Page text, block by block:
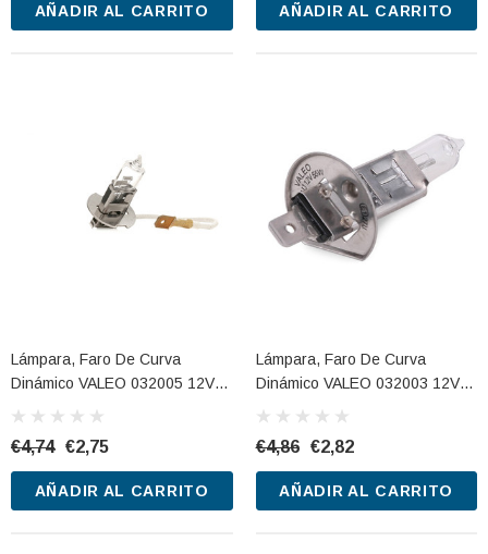
AÑADIR AL CARRITO AÑADIR AL CARRITO
Lámpara, Faro De Curva
Dinámico VALEO 032005 12V
55W
€4,74 €2,75
AÑADIR AL CARRITO
Lámpara, Faro De Curva
Dinámico VALEO 032003 12V
55W
€4,86 €2,82
AÑADIR AL CARRITO